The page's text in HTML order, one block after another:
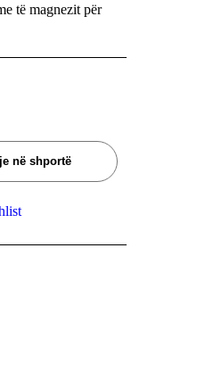
të magnezit për
në shportë